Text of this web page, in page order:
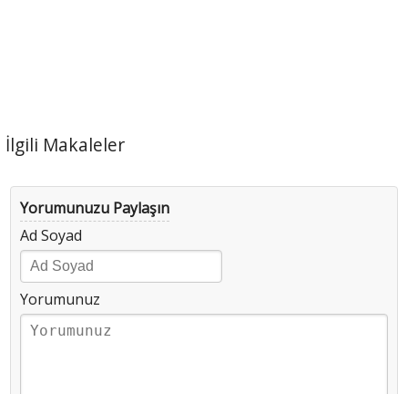
İlgili Makaleler
Yorumunuzu Paylaşın
Ad Soyad
Yorumunuz